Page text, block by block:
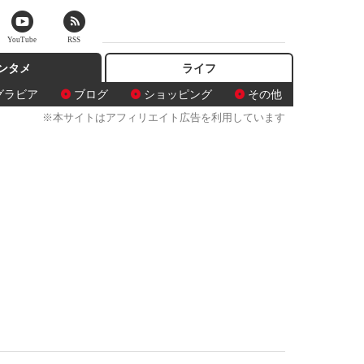
タメ
ラビア
ブログ ショッピング その他
ライフ
※本サイトはアフィリエイト広告を利用しています
YouTube RSS